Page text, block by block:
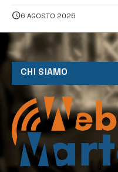
6 AGOSTO 2026
CHI SIAMO